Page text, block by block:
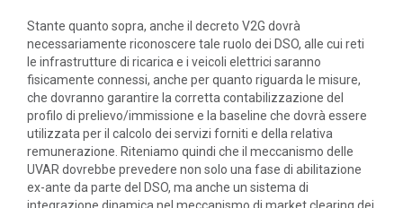
Stante quanto sopra, anche il decreto V2G dovrà
necessariamente riconoscere tale ruolo dei DSO, alle cui reti
le infrastrutture di ricarica e i veicoli elettrici saranno
fisicamente connessi, anche per quanto riguarda le misure,
che dovranno garantire la corretta contabilizzazione del
profilo di prelievo/immissione e la baseline che dovrà essere
utilizzata per il calcolo dei servizi forniti e della relativa
remunerazione. Riteniamo quindi che il meccanismo delle
UVAR dovrebbe prevedere non solo una fase di abilitazione
ex-ante da parte del DSO, ma anche un sistema di